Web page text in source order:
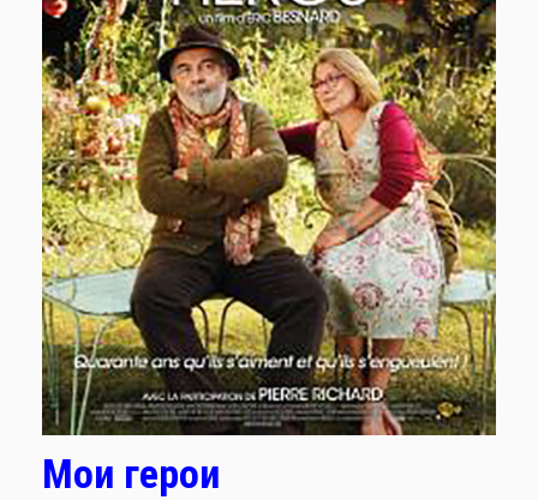
Мои герои